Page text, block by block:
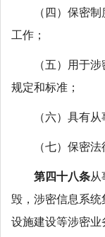
（四）保密
工作；
（五）用于
规定和标准；
（六）具有
（七）保密
第四十八条从
毁，涉密信息系
设施建设等涉密